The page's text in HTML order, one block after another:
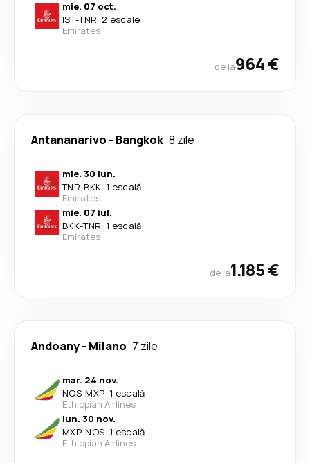
mie. 07 oct.
IST-TNR· 2 escale
Emirates
de la964 €
Antananarivo - Bangkok 8 zile
mie. 30 iun.
TNR-BKK· 1 escală
Emirates
mie. 07 iul.
BKK-TNR· 1 escală
Emirates
de la1.185 €
Andoany- Milano 7 zile
mar. 24 nov.
NOS-MXP· 1 escală
Ethiopian Airlines
lun. 30 nov.
MXP-NOS· 1 escală
Ethiopian Airlines